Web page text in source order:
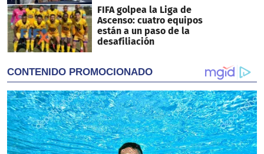
FIFA golpea la Liga de
Ascenso: cuatro equipos
están a un paso de la
desafiliación